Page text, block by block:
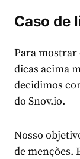
Caso de
Para mostrar
dicas acima
decidimos
do Snov.io.
Nosso
de menções.